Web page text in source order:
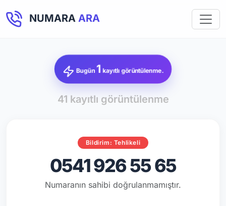
NUMARA ARA
Bugün 1 kayıtlı görüntülenme.
41 kayıtlı görüntülenme
Bildirim: Tehlikeli
0541 926 55 65
Numaranın sahibi doğrulanmamıştır.